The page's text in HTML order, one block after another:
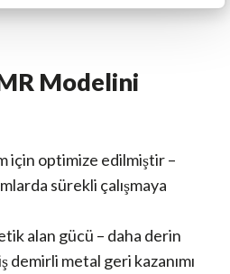
Modelini
için optimize edilmiştir –
sürekli çalışmaya
alan gücü – daha derin
demirli metal geri kazanımı